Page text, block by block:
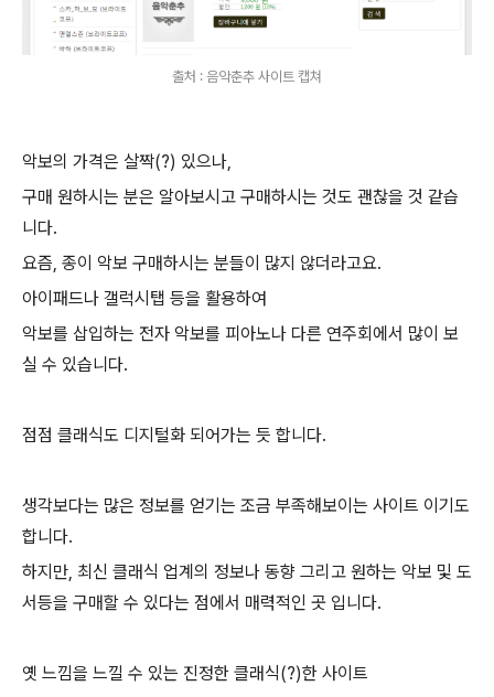
출처 : 음악춘추 사이트 캡쳐
악보의 가격은 살짝(?) 있으나,
구매 원하시는 분은 알아보시고 구매하시는 것도 괜찮을 것 같습
니다.
요즘, 종이 악보 구매하시는 분들이 많지 않더라고요.
아이패드나 갤럭시탭 등을 활용하여
악보를 삽입하는 전자 악보를 피아노나 다른 연주회에서 많이 보
실 수 있습니다.
점점 클래식도 디지털화 되어가는 듯 합니다.
생각보다는 많은 정보를 얻기는 조금 부족해보이는 사이트 이기도
합니다.
하지만, 최신 클래식 업계의 정보나 동향 그리고 원하는 악보 및 도
서등을 구매할 수 있다는 점에서 매력적인 곳 입니다.
옛 느낌을 느낄 수 있는 진정한 클래식(?)한 사이트